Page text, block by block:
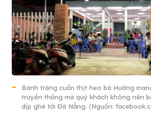
Bánh tráng cuốn thịt heo bà Hường
truyền thống mà quý khách không nên
dịp ghé tới Đà Nẵng. (Nguồn: